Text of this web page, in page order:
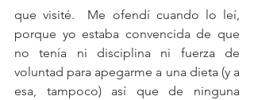
que visité.  Me ofendí cuando lo leí,
porque yo estaba convencida de que
no tenía ni disciplina ni fuerza de
voluntad para apegarme a una dieta (y a
esa, tampoco) así que de ninguna